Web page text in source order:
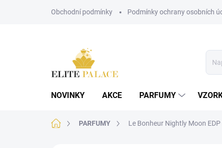
Obchodní podmínky Podmínky ochrany osobních
NOVINKY AKCE PARFUMY
Domů PARFUMY Le Bonheur Nightly Moon EDP